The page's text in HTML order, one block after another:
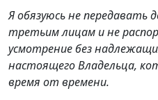
Я обязуюсь не передавать
третьим лицам и не
усмотрение без
настоящего Владельца,
время от времени.